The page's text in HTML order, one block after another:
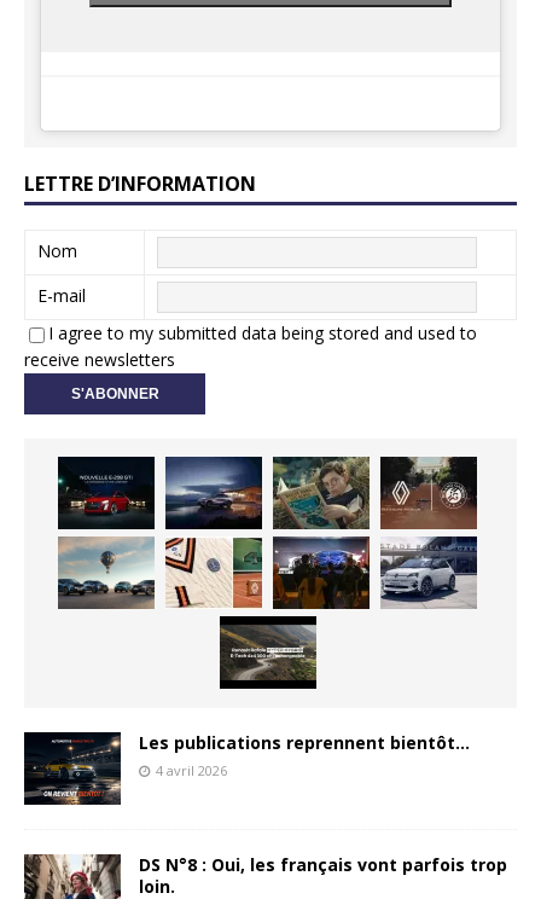
LETTRE D’INFORMATION
Nom
E-mail
I agree to my submitted data being stored and used to
receive newsletters
Les publications reprennent bientôt…
4 avril 2026
DS N°8 : Oui, les français vont parfois trop
loin.